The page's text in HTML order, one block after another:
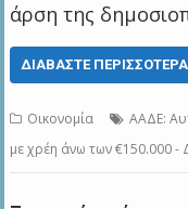
άρση της
ΔΙΑΒΆΣΤΕ ΠΕΡΙΣΣΌΤΕΡΑ
Οικονομία
ΑΑΔΕ:
με χρέη άνω των €150.000 -